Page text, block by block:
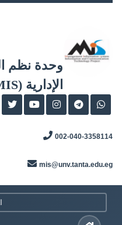
وحدة نظم
الإدارية (MIS)
002-040-3358114
mis@unv.tanta.edu.eg